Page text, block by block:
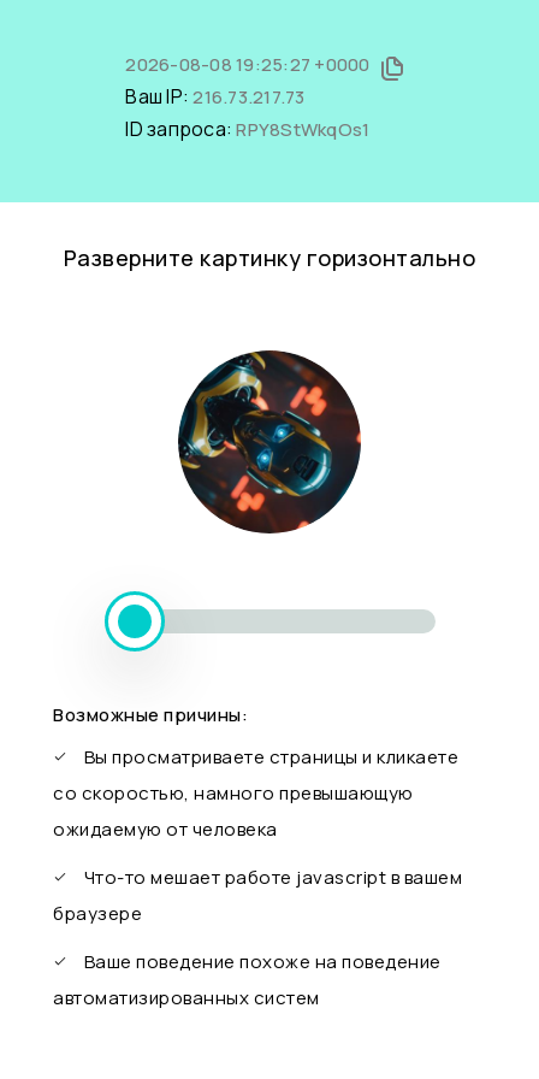
2026-08-08 19:25:27 +0000
Ваш IP:216.73.217.73
ID запроса:RPY8StWkqOs1
Разверните картинку горизонтально
Возможные причины:
Вы просматриваете страницы и кликаете
со скоростью, намного превышающую
ожидаемую от человека
Что-то мешает работе javascript в вашем
браузере
Ваше поведение похоже на поведение
автоматизированных систем